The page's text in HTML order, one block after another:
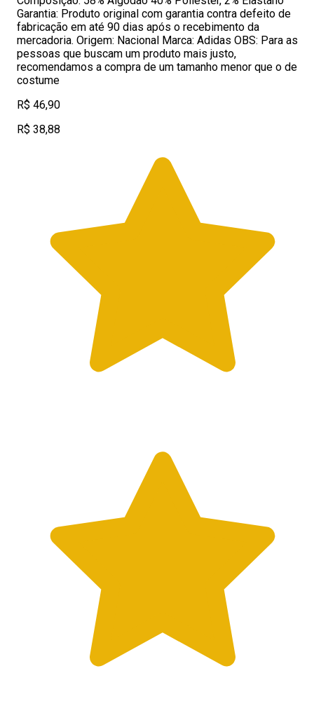
Garantia: Produto original com garantia contra defeito de
fabricação em até 90 dias após o recebimento da
mercadoria. Origem: Nacional Marca: Adidas OBS: Para as
pessoas que buscam um produto mais justo,
recomendamos a compra de um tamanho menor que o de
costume
R$ 46,90
R$ 38,88